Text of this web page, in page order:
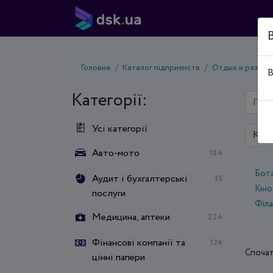
Головна Каталог підприємств Отдых и
Категорії:
Усі категорії
Авто-мото
104
Аудит і бухгалтерські
послуги
35
Медицина, аптеки 224
Фінансові компанії та
цінні папери
126